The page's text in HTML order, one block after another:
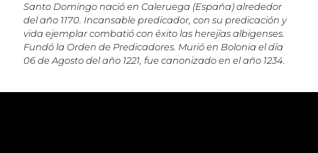
Santo Domingo nació en Caleruega (España) alrededor
del año 1170. Incansable predicador, con su predicación y
vida ejemplar combatió con éxito las herejías albigenses.
Fundó la Orden de Predicadores. Murió en Bolonia el día
06 de Agosto del año 1221, fue canonizado en el año 1234.